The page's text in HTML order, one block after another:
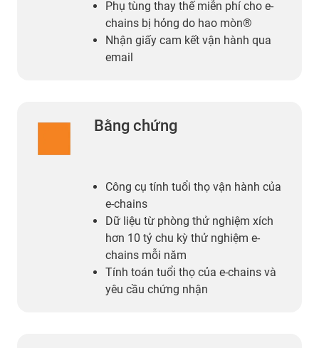
Phụ tùng thay thế miễn phí cho e-
chains bị hỏng do hao mòn®
Nhận giấy cam kết vận hành qua
email
Bằng chứng
Công cụ tính tuổi thọ vận hành của
e-chains
Dữ liệu từ phòng thử nghiệm xích
hơn 10 tỷ chu kỳ thử nghiệm e-
chains mỗi năm
Tính toán tuổi thọ của e-chains và
yêu cầu chứng nhận